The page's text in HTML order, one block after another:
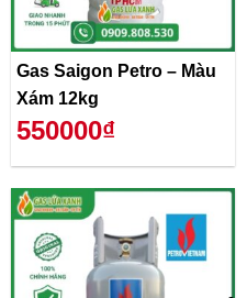
Gas Saigon Petro – Màu
Xám 12kg
550000₫